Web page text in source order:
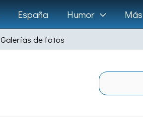
España Humor
Galerías de fotos